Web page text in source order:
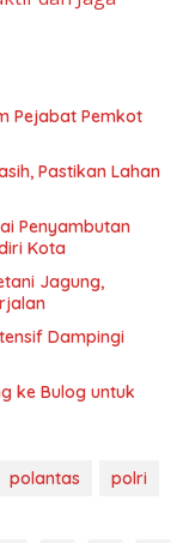
Pejabat Pemkot
Pastikan Lahan
Penyambutan
Kota
Jagung,
Dampingi
ke Bulog untuk
polantas polri